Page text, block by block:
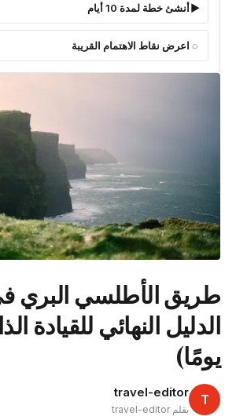
أنشئ خطة لمدة 10 أيام
اعرض نقاط الاهتمام القريبة
طريق الأطلسي البري
يومًا)
T
travel-editor
بقلم travel-editor